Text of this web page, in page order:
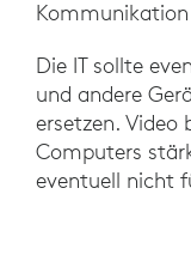
Die IT sollte
und andere
ersetzen. Video
Computers
eventuell nicht